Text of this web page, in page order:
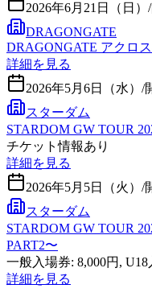
2026年6月21日（日） /
DRAGONGATE
DRAGONGATE アクロ
詳細を見る
2026年5月6日（水） /
スターダム
STARDOM GW TOUR
チケット情報あり
詳細を見る
2026年5月5日（火） /
スターダム
STARDOM GW TOUR
PART2〜
一般入場券: 8,000円, U18
詳細を見る